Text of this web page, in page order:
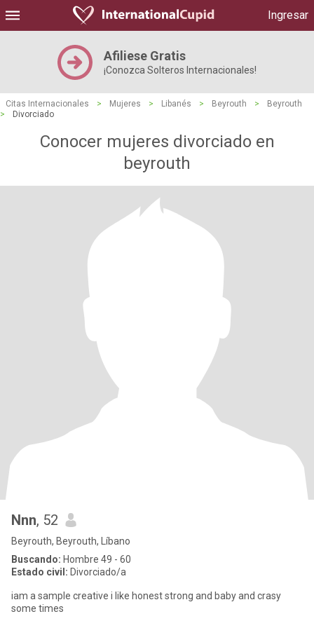
Ingresar
Afiliese Gratis
¡Conozca Solteros Internacionales!
Citas Internacionales > Mujeres > Libanés > Beyrouth >
Beyrouth
>
Divorciado
Conocer mujeres divorciado en
beyrouth
Nnn, 52
Beyrouth, Beyrouth, Líbano
Buscando: Hombre 49 - 60
Estado civil: Divorciado/a
iam a sample creative i like honest strong and baby and crasy
some times